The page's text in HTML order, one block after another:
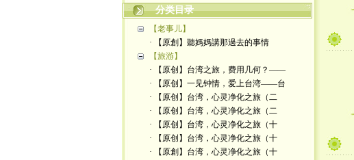
分类目录
【老事儿】
· 【原創】聽媽媽講那過去的事情
【旅游】
· 【原创】台湾之旅，费用几何？——
· 【原创】一见钟情，爱上台湾——台
· 【原创】台湾，心灵净化之旅（二
· 【原创】台湾，心灵净化之旅（二
· 【原创】台湾，心灵净化之旅（十
· 【原创】台湾，心灵净化之旅（十
· 【原創】台湾，心灵净化之旅（十